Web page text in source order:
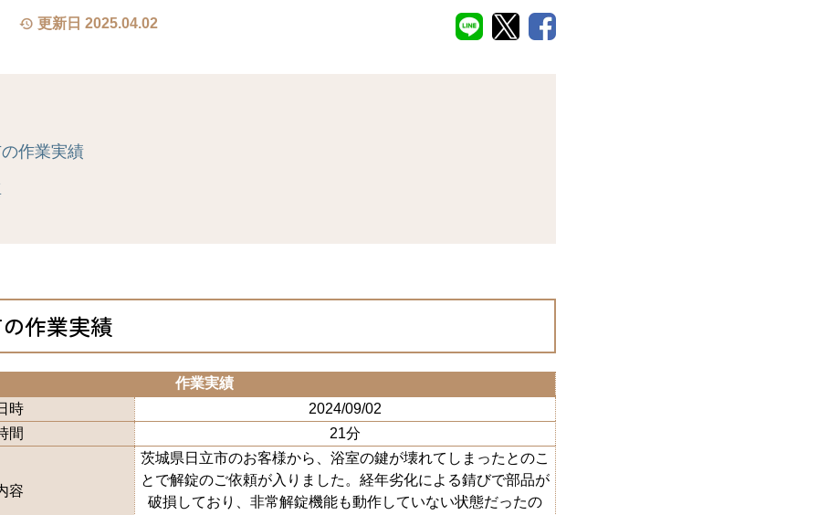
更新日 2025.04.02
作業実績
作業実績
作業実績
時
2024/09/02
間
21分
容
茨城県日立市のお客様から、浴室の鍵が壊れてしまったとのこ
とで解錠のご依頼が入りました。経年劣化による錆びで部品が
破損しており、非常解錠機能も動作していない状態だったの